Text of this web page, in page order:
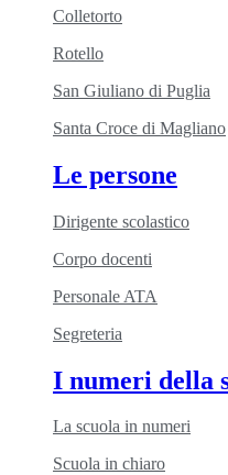
Colletorto
Rotello
San Giuliano di Puglia
Santa Croce di Magliano
Le persone
Dirigente scolastico
Corpo docenti
Personale ATA
Segreteria
I numeri della
La scuola in numeri
Scuola in chiaro